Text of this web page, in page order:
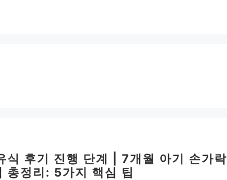
식 후기 진행 단계 | 7개월 아기 손가락
총정리: 5가지 핵심 팁